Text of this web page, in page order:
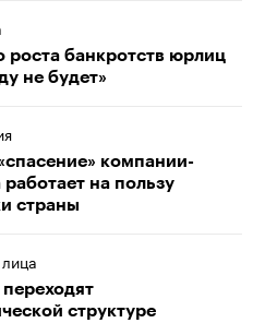
роста банкротств юрлиц
не будет»
компании-
на пользу
страны
структуре